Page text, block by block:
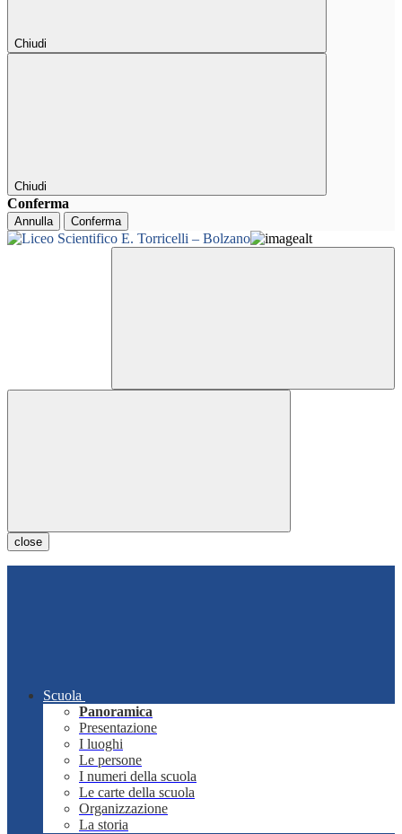
Chiudi
Chiudi
Conferma
Annulla Conferma
close
Scuola
Panoramica
Presentazione
I luoghi
Le persone
I numeri della scuola
Le carte della scuola
Organizzazione
La storia